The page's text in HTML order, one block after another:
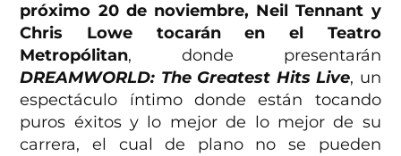
próximo 20 de noviembre, Neil Tennant y
Chris Lowe tocarán en el Teatro
Metropólitan, donde presentarán
DREAMWORLD: The Greatest Hits Live, un
espectáculo íntimo donde están tocando
puros éxitos y lo mejor de lo mejor de su
carrera, el cual de plano no se pueden